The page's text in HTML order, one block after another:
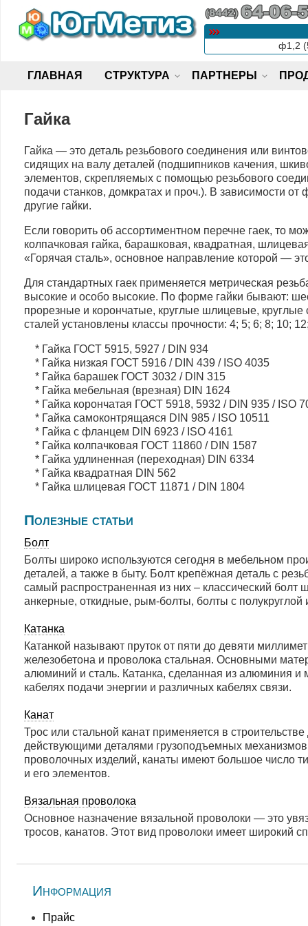
content
ф1,2
ГЛАВНАЯ СТРУКТУРА ПАРТНЕРЫ
Гайка
Гайка — это деталь резьбового соединения или
сидящих на валу деталей (подшипников качения,
элементов, скрепляемых с помощью резьбового
подачи станков, домкратах и проч.). В зависимости
другие гайки.
Если говорить об ассортиментном перечне гаек, то
колпачковая гайка, барашковая, квадратная,
«Горячая сталь», основное направление которой —
Для стандартных гаек применяется метрическая
высокие и особо высокие. По форме гайки бывают:
прорезные и корончатые, круглые шлицевые, круглые
сталей установлены классы прочности: 4; 5; 6; 8; 10;
* Гайка ГОСТ 5915, 5927 / DIN 934
* Гайка низкая ГОСТ 5916 / DIN 439 / ISO 4035
* Гайка барашек ГОСТ 3032 / DIN 315
* Гайка мебельная (врезная) DIN 1624
* Гайка корончатая ГОСТ 5918, 5932 / DIN 935 / ISO
* Гайка самоконтрящаяся DIN 985 / ISO 10511
* Гайка с фланцем DIN 6923 / ISO 4161
* Гайка колпачковая ГОСТ 11860 / DIN 1587
* Гайка удлиненная (переходная) DIN 6334
* Гайка квадратная DIN 562
* Гайка шлицевая ГОСТ 11871 / DIN 1804
Полезные статьи
Болт
Болты широко используются сегодня в мебельном
деталей, а также в быту. Болт крепёжная деталь с
самый распространенная из них – классический болт
анкерные, откидные, рым-болты, болты с
Катанка
Катанкой называют пруток от пяти до девяти
железобетона и проволока стальная. Основными
алюминий и сталь. Катанка, сделанная из алюминия и
кабелях подачи энергии и различных кабелях связи.
Канат
Трос или стальной канат применяется в
действующими деталями грузоподъемных
проволочных изделий, канаты имеют большое число
и его элементов.
Вязальная проволока
Основное назначение вязальной проволоки — это
тросов, канатов. Этот вид проволоки имеет широкий
Информация
Прайc